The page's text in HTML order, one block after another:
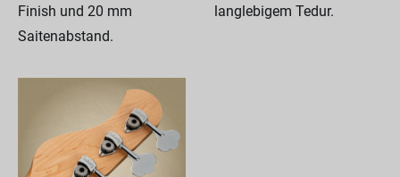
Finish und 20 mm
Saitenabstand.
langlebigem Tedur.